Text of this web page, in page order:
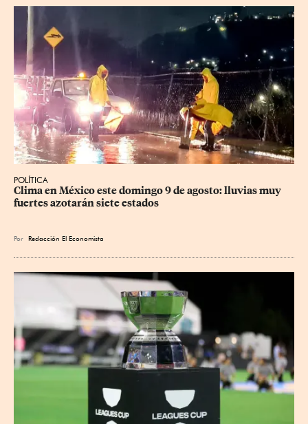
POLÍTICA
Clima en México este domingo 9 de agosto: lluvias muy
fuertes azotarán siete estados
Por Redacción El Economista